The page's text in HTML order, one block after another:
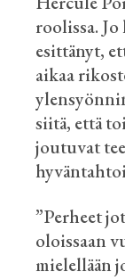
roolissa.
esittänyt,
aikaa
siitä, että
joutuvat
”Perheet
oloissaan
mielellään